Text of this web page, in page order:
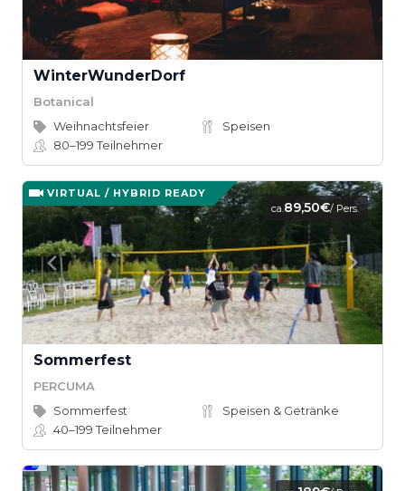
WinterWunderDorf
Botanical
Weihnachtsfeier
Speisen
80–199Teilnehmer
VIRTUAL / HYBRID READY
ca.89,50€/ Pers.
Sommerfest
PERCUMA
Sommerfest
Speisen & Getränke
40–199Teilnehmer